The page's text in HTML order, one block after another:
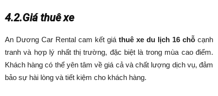
4.2.Giá thuê xe
An Dương Car Rental cam kết giá thuê xe du lịch 16 chỗ cạnh
tranh và hợp lý nhất thị trường, đặc biệt là trong mùa cao điểm.
Khách hàng có thể yên tâm về giá cả và chất lượng dịch vụ, đảm
bảo sự hài lòng và tiết kiệm cho khách hàng.